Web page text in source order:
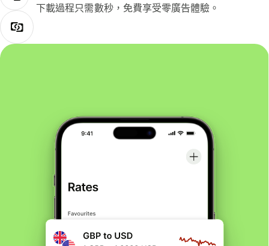
下載過程只需數秒，免費享受零廣告體驗。